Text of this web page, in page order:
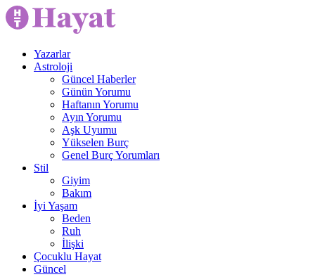
Yazarlar
Astroloji
Güncel Haberler
Günün Yorumu
Haftanın Yorumu
Ayın Yorumu
Aşk Uyumu
Yükselen Burç
Genel Burç Yorumları
Stil
Giyim
Bakım
İyi Yaşam
Beden
Ruh
İlişki
Çocuklu Hayat
Güncel